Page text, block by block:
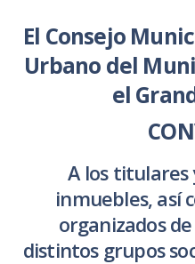
El Consejo
Urbano del
el
A los
inmuebles, así
organizados
distintos grupos